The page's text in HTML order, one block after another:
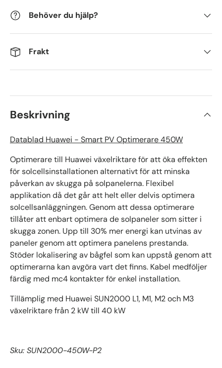
Behöver du hjälp?
Frakt
Beskrivning
Datablad Huawei - Smart PV Optimerare 450W
Optimerare till Huawei växelriktare för att öka effekten
för solcellsinstallationen alternativt för att minska
påverkan av skugga på solpanelerna. Flexibel
applikation då det går att helt eller delvis optimera
solcellsanläggningen. Genom att dessa optimerare
tillåter att enbart optimera de solpaneler som sitter i
skugga zonen. Upp till 30% mer energi kan utvinas av
paneler genom att optimera panelens prestanda.
Stöder lokalisering av bågfel som kan uppstå genom att
optimerarna kan avgöra vart det finns. Kabel medföljer
färdig med mc4 kontakter för enkel installation.
Tillämplig med Huawei SUN2000 L1, M1, M2 och M3
växelriktare från 2 kW till 40 kW
Sku: SUN2000-450W-P2